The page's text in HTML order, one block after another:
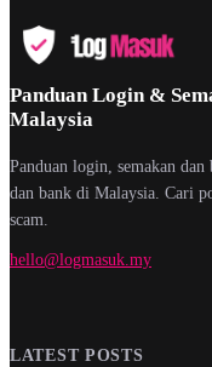
Panduan Login &
Malaysia
Panduan login, semakan
dan bank di Malaysia. Cari
scam.
hello@logmasuk.my
LATEST POSTS